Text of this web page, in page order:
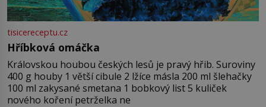
tisicereceptu.cz
Hříbková omáčka
Královskou houbou českých lesů je pravý hřib. Suroviny
400 g houby 1 větší cibule 2 lžíce másla 200 ml šlehačky
100 ml zakysané smetana 1 bobkový list 5 kuliček
nového koření petrželka ne